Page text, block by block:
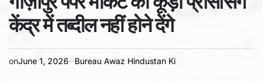
केंद्र में तब्दील नहीं होने देंगे
onJune 1, 2026 Bureau Awaz Hindustan Ki